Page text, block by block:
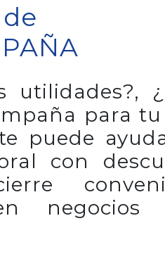
utilidades?,
para tu
puede
con